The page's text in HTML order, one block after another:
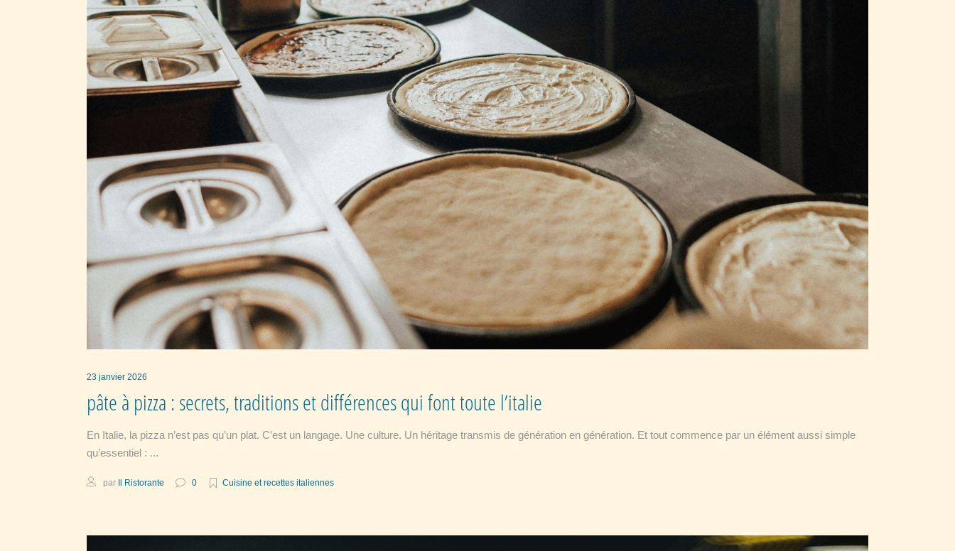
23 janvier 2026
pâte à pizza : secrets, traditions et différences qui font toute l’italie
En Italie, la pizza n’est pas qu’un plat. C’est un langage. Une culture. Un héritage transmis de génération en génération. Et tout commence par un élément aussi simple
qu’essentiel :
par Il Ristorante 0 Cuisine et recettes italiennes